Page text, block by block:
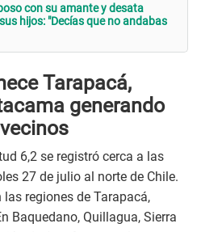
con su amante y desata
hijos: "Decías que no andabas
Tarapacá,
generando
6,2 se registró cerca a las
27 de julio al norte de Chile.
regiones de Tarapacá,
Baquedano, Quillagua, Sierra